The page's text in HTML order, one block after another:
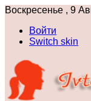
Воскресенье , 9
Войти
Switch skin